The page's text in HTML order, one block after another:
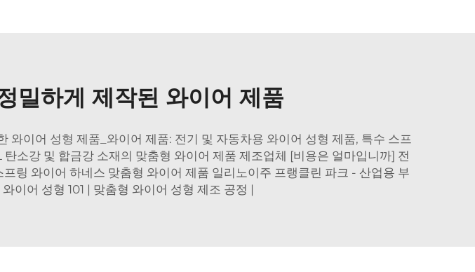
밀하게 제작된 와이어 제품
이어 성형 제품_와이어 제품: 전기 및 자동차용 와이어 성형 제품, 특수 스프
소강 및 합금강 소재의 맞춤형 와이어 제품 제조업체 [비용은 얼마입니까] 전
링 와이어 하네스 맞춤형 와이어 제품 일리노이주 프랭클린 파크 - 산업용 부
이어 성형 101 | 맞춤형 와이어 성형 제조 공정 |